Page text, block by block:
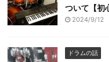
ついて【初
2024/9/12
ドラムの話